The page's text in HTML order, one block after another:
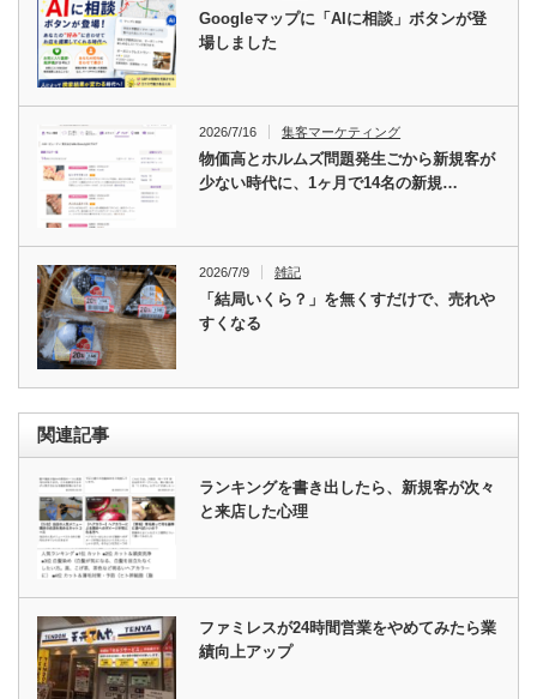
Googleマップに「AIに相談」ボタンが登
場しました
2026/7/16 集客マーケティング
物価高とホルムズ問題発生ごから新規客が
少ない時代に、1ヶ月で14名の新規…
2026/7/9 雑記
「結局いくら？」を無くすだけで、売れや
すくなる
関連記事
ランキングを書き出したら、新規客が次々
と来店した心理
ファミレスが24時間営業をやめてみたら業
績向上アップ